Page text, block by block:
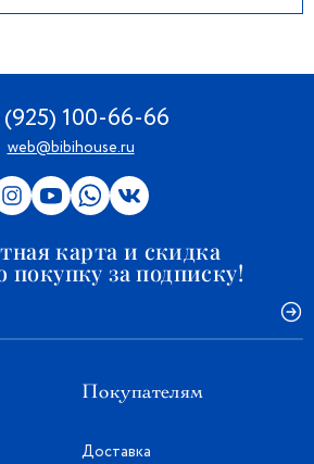
100-66-66
web@bibihouse.ru
карта и скидка
покупку за подписку!
Покупателям
Доставка